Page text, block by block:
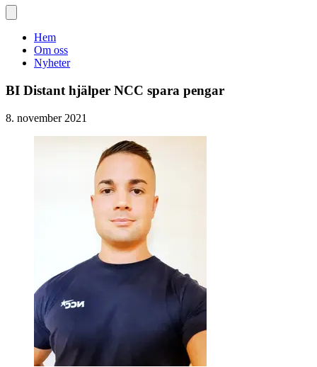
Hem
Om oss
Nyheter
BI Distant hjälper NCC spara pengar
8. november 2021